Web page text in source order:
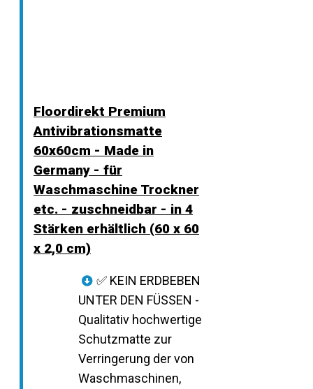
Floordirekt Premium
Antivibrationsmatte
60x60cm - Made in
Germany - für
Waschmaschine Trockner
etc. - zuschneidbar - in 4
Stärken erhältlich (60 x 60
x 2,0 cm)
✅ KEIN ERDBEBEN
UNTER DEN FÜSSEN -
Qualitativ hochwertige
Schutzmatte zur
Verringerung der von
Waschmaschinen,